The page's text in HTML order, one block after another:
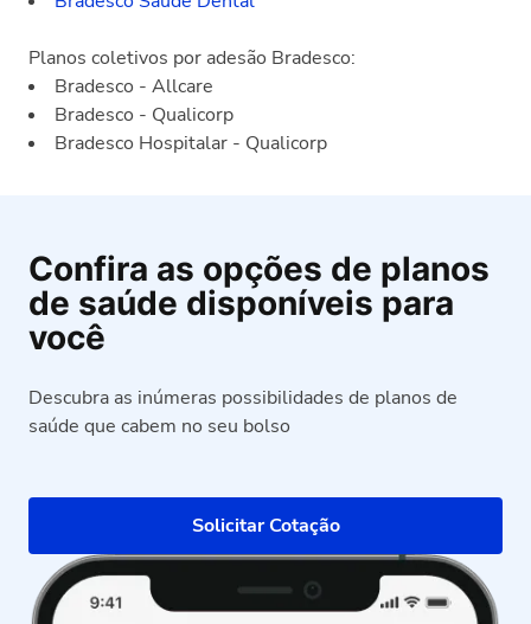
Planos coletivos por adesão Bradesco:
Bradesco - Allcare
Bradesco - Qualicorp
Bradesco Hospitalar - Qualicorp
Confira as opções de planos
de saúde disponíveis para
você
Descubra as inúmeras possibilidades de planos de
saúde que cabem no seu bolso
Solicitar Cotação